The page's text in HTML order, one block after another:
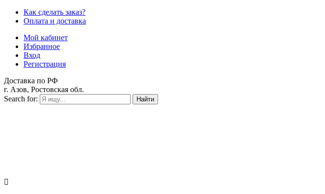
Как сделать заказ?
Оплата и доставка
Мой кабинет
Избранное
Вход
Регистрация
Доставка по РФ
г. Азов, Ростовская обл.
Search for:
Найти